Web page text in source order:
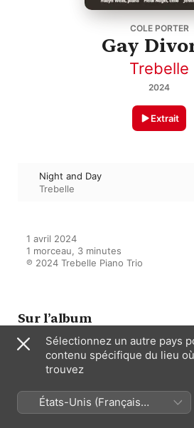
COLE PORTER
Gay
Trebelle
2024
Extrait
Night and Day
Trebelle
1 avril 2024
1 morceau, 3 minutes
℗ 2024 Trebelle Piano Trio
Sur l’album
Trebelle
Sélectionnez un autre pays
contenu spécifique du lieu
trouvez
États-Unis (Français
France)